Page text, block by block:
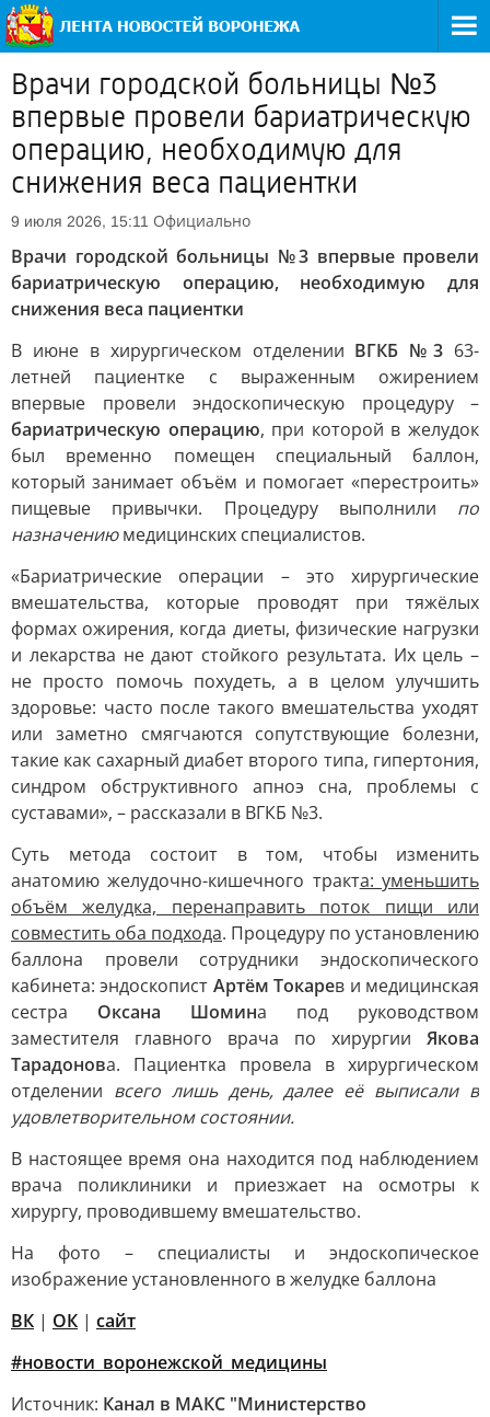
Врачи городской больницы №3
впервые провели бариатрическую
операцию, необходимую для
снижения веса пациентки
9 июля 2026, 15:11 Официально
Врачи городской больницы №3 впервые провели
бариатрическую операцию, необходимую для
снижения веса пациентки
В июне в хирургическом отделении ВГКБ №3 63-
летней пациентке с выраженным ожирением
впервые провели эндоскопическую процедуру –
бариатрическую операцию, при которой в желудок
был временно помещен специальный баллон,
который занимает объём и помогает «перестроить»
пищевые привычки. Процедуру выполнили по
назначениюмедицинских специалистов.
«Бариатрические операции – это хирургические
вмешательства, которые проводят при тяжёлых
формах ожирения, когда диеты, физические нагрузки
и лекарства не дают стойкого результата. Их цель –
не просто помочь похудеть, а в целом улучшить
здоровье: часто после такого вмешательства уходят
или заметно смягчаются сопутствующие болезни,
такие как сахарный диабет второго типа, гипертония,
синдром обструктивного апноэ сна, проблемы с
суставами», – рассказали в ВГКБ №3.
Суть метода состоит в том, чтобы изменить
анатомию желудочно-кишечного тракта: уменьшить
объём желудка, перенаправить поток пищи или
совместить оба подхода. Процедуру по установлению
баллона провели сотрудники эндоскопического
кабинета: эндоскопист Артём Токарев и медицинская
сестра Оксана Шомина под руководством
заместителя главного врача по хирургии Якова
Тарадонова. Пациентка провела в хирургическом
отделении всего лишь день, далее её выписали в
удовлетворительном состоянии.
В настоящее время она находится под наблюдением
врача поликлиники и приезжает на осмотры к
хирургу, проводившему вмешательство.
На фото – специалисты и эндоскопическое
изображение установленного в желудке баллона
ВК | ОК | сайт
#новости_воронежской_медицины
Источник: Канал в МАКС "Министерство